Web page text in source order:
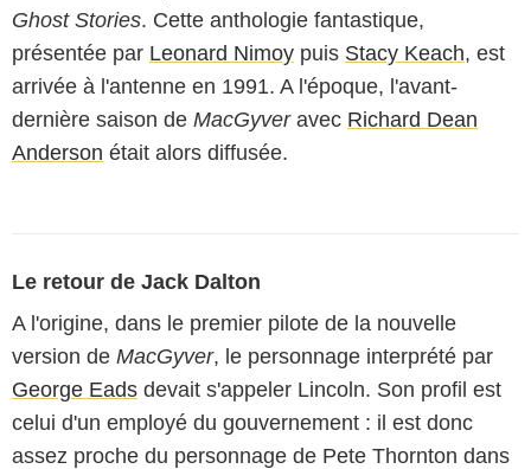
Ghost Stories. Cette anthologie fantastique,
présentée par Leonard Nimoy puis Stacy Keach, est
arrivée à l'antenne en 1991. A l'époque, l'avant-
dernière saison de MacGyveravec Richard Dean
Anderson était alors diffusée.
Le retour de Jack Dalton
A l'origine, dans le premier pilote de la nouvelle
version de MacGyver, le personnage interprété par
George Eads devait s'appeler Lincoln. Son profil est
celui d'un employé du gouvernement : il est donc
assez proche du personnage de Pete Thornton dans